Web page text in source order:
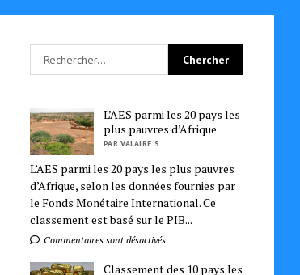
L’AES parmi les 20 pays les
plus pauvres d’Afrique
PAR VALAIRE S
L’AES parmi les 20 pays les plus pauvres
d’Afrique, selon les données fournies par
le Fonds Monétaire International. Ce
classement est basé sur le PIB...
Commentaires sont désactivés
Classement des 10 pays les